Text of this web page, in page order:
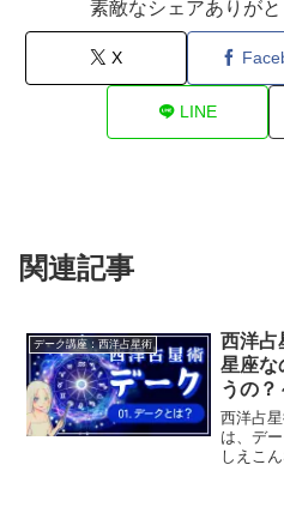
素敵なシェアありが
X
LINE
関連記事
デーク講座：西洋占星術
西洋占
星座な
うの？
入門～
西洋占
は、デ
しえこ